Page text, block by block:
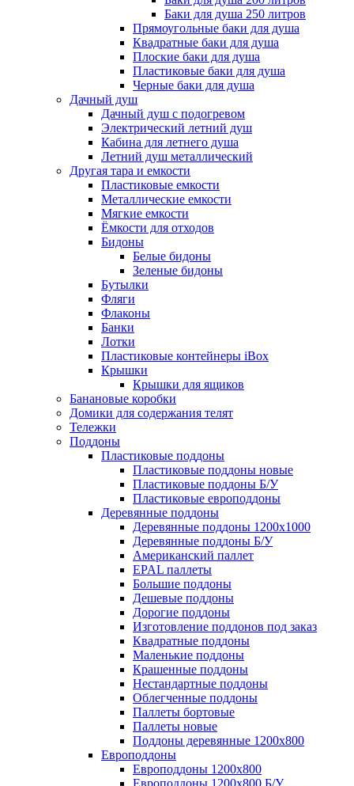
Баки для душа 250 литров
Прямоугольные баки для душа
Квадратные баки для душа
Плоские баки для душа
Пластиковые баки для душа
Черные баки для душа
Дачный душ
Дачный душ с подогревом
Электрический летний душ
Кабина для летнего душа
Летний душ металлический
Другая тара и емкости
Пластиковые емкости
Металлические емкости
Мягкие емкости
Ёмкости для отходов
Бидоны
Белые бидоны
Зеленые бидоны
Бутылки
Фляги
Флаконы
Банки
Лотки
Пластиковые контейнеры iBox
Крышки
Крышки для ящиков
Банановые коробки
Домики для содержания телят
Тележки
Поддоны
Пластиковые поддоны
Пластиковые поддоны новые
Пластиковые поддоны Б/У
Пластиковые европоддоны
Деревянные поддоны
Деревянные поддоны 1200х1000
Деревянные поддоны Б/У
Американский паллет
EPAL паллеты
Большие поддоны
Дешевые поддоны
Дорогие поддоны
Изготовление поддонов под заказ
Квадратные поддоны
Маленькие поддоны
Крашенные поддоны
Нестандартные поддоны
Облегченные поддоны
Паллеты бортовые
Паллеты новые
Поддоны деревянные 1200х800
Европоддоны
Европоддоны 1200х800